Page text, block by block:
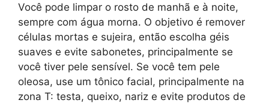
Você pode limpar o rosto de manhã e à noite,
sempre com água morna. O objetivo é remover
células mortas e sujeira, então escolha géis
suaves e evite sabonetes, principalmente se
você tiver pele sensível. Se você tem pele
oleosa, use um tônico facial, principalmente na
zona T: testa, queixo, nariz e evite produtos de